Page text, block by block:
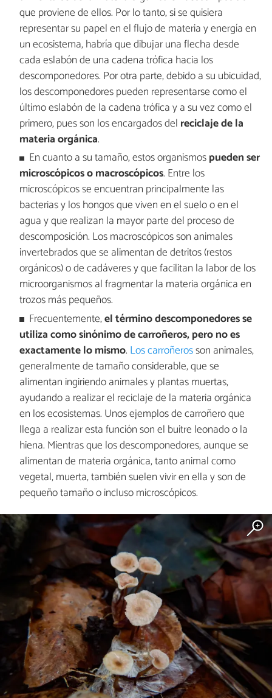
que proviene de ellos. Por lo tanto, si se quisiera
representar su papel en el flujo de materia y energía en
un ecosistema, habría que dibujar una flecha desde
cada eslabón de una cadena trófica hacia los
descomponedores. Por otra parte, debido a su ubicuidad,
los descomponedores pueden representarse como el
último eslabón de la cadena trófica y a su vez como el
primero, pues son los encargados del reciclaje de la
materia orgánica.
En cuanto a su tamaño, estos organismospueden ser
microscópicos o macroscópicos. Entre los
microscópicos se encuentran principalmente las
bacterias y los hongos que viven en el suelo o en el
agua y que realizan la mayor parte del proceso de
descomposición. Los macroscópicos son animales
invertebrados que se alimentan de detritos (restos
orgánicos) o de cadáveres y que facilitan la labor de los
microorganismos al fragmentar la materia orgánica en
trozos más pequeños.
Frecuentemente,el término descomponedores se
utiliza como sinónimo de carroñeros, pero no es
exactamente lo mismo. Los carroñerosson animales,
generalmente de tamaño considerable, que se
alimentan ingiriendo animales y plantas muertas,
ayudando a realizar el reciclaje de la materia orgánica
en los ecosistemas. Unos ejemplos de carroñero que
llega a realizar esta función son el buitre leonado o la
hiena. Mientras que los descomponedores, aunque se
alimentan de materia orgánica, tanto animal como
vegetal, muerta, también suelen vivir en ella y son de
pequeño tamaño o incluso microscópicos.